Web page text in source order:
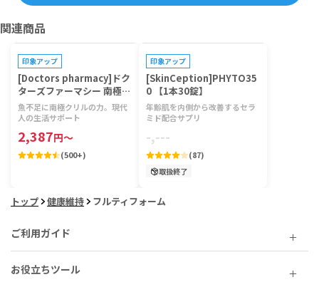
関連商品
印象アップ
[Doctors pharmacy]ドク
ターズファーマシー 南極ク
リルビタミン 【1袋120
粒】
魚不足に南極クリルの力。現代
人の生活サポート
2,387円～
(500+)
印象アップ
[SkinCeption]PHYTO35
0 【1本30錠】
年齢肌を内側から改善するセラ
ミド配合サプリ
-,---
(87)
取扱終了
トップ 健康維持 フルティフォーム
ご利用ガイド
お役立ちツール